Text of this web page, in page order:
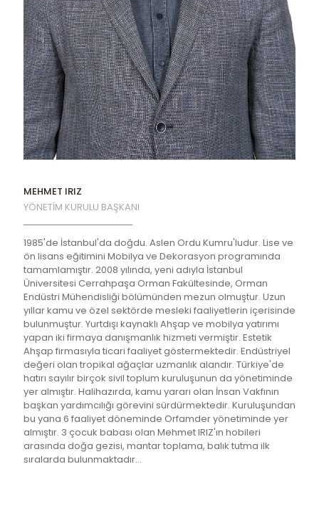
MEHMET IRIZ
YÖNETİM KURULU BAŞKANI
1985'de İstanbul'da doğdu. Aslen Ordu Kumru'ludur. Lise ve
ön lisans eğitimini Mobilya ve Dekorasyon programında
tamamlamıştır. 2008 yılında, yeni adıyla İstanbul
Üniversitesi Cerrahpaşa Orman Fakültesinde, Orman
Endüstri Mühendisliği bölümünden mezun olmuştur. Uzun
yıllar kamu ve özel sektörde mesleki faaliyetlerin içerisinde
bulunmuştur. Yurtdışı kaynaklı Ahşap ve mobilya yatırımı
yapan iki firmaya danışmanlık hizmeti vermiştir. Estetik
Ahşap firmasıyla ticari faaliyet göstermektedir. Endüstriyel
değeri olan tropikal ağaçlar uzmanlık alandır. Türkiye'de
hatırı sayılır birçok sivil toplum kuruluşunun da yönetiminde
yer almıştır. Halihazırda, kamu yararı olan İnsan Vakfının
başkan yardımcılığı görevini sürdürmektedir. Kuruluşundan
bu yana 6 faaliyet döneminde Orfamder yönetiminde yer
almıştır. 3 çocuk babası olan Mehmet IRIZ'ın hobileri
arasında doğa gezisi, mantar toplama, balık tutma ilk
sıralarda bulunmaktadır...